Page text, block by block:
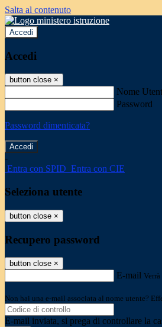
Salta al contenuto
Accedi
Accedi
button close ×
Nome
Password
Password dimenticata?
-
Entra con SPID Entra con CIE
Seleziona utente
button close ×
Recupero password
button close ×
E-mail
Non hai una e-mail associata al nome utente?
E-mail inviata, si prega di controllare la